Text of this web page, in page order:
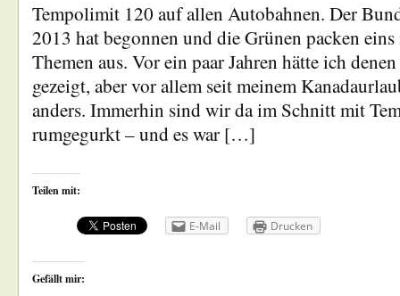
Tempolimit 120 auf allen Autobahnen. Der
2013 hat begonnen und die Grünen packen
Themen aus. Vor ein paar Jahren hätte ich
gezeigt, aber vor allem seit meinem
anders. Immerhin sind wir da im Schnitt mit
rumgegurkt – und es war […]
Teilen mit:
E-Mail Drucken
Gefällt mir: